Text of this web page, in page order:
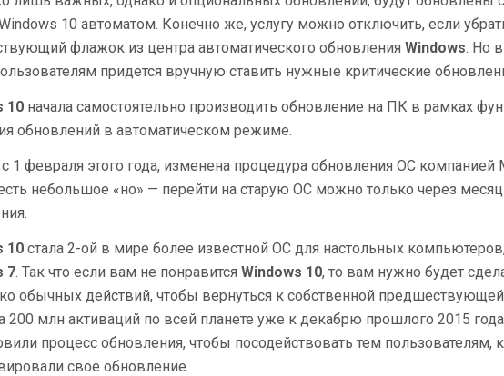
10 автоматом. Конечно же, услугу можно отключить, если
флажок из центра автоматического обновления Windows. Но
придется вручную ставить нужные критические
10 начала самостоятельно производить обновление на ПК в рамках
обновлений в автоматическом режиме.
с 1 февраля этого года, изменена процедура обновления ОС компанией
небольшое «но» — перейти на старую ОС можно только через
10 стала 2-ой в мире более известной ОС для настольных
7. Так что если вам не понравится Windows 10, то вам нужно будет
обычных действий, чтобы вернуться к собственной
200 млн активаций по всей планете уже к декабрю прошлого 2015
процесс обновления, чтобы посодействовать тем пользователям,
свое обновление.